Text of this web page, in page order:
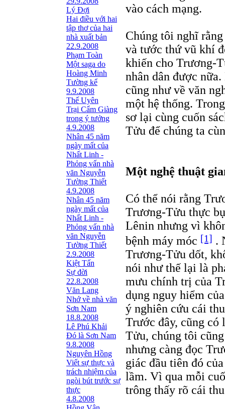
Lý Đợi
Hai điều với hai
tập thơ của hai
nhà xuất bản
22.9.2008
Phạm Toàn
Một saga do
Hoàng Minh
Tường kể
9.9.2008
Thế Uyên
Trại Cẩm Giàng
trong ý tưởng
4.9.2008
Nhân 45 năm
ngày mất của
Nhất Linh -
Phỏng vấn nhà
văn Nguyễn
Tường Thiết
4.9.2008
Nhân 45 năm
ngày mất của
Nhất Linh -
Phỏng vấn nhà
văn Nguyễn
Tường Thiết
2.9.2008
Kiệt Tấn
Sự đời
22.8.2008
Văn Lang
Nhớ về nhà văn
Sơn Nam
18.8.2008
Lê Phú Khải
Đó là Sơn Nam
9.8.2008
Nguyên Hồng
Viết sự thực và
trách nhiệm của
ngòi bút trước sự
thực
4.8.2008
vào cách mạng.
Chúng tôi nghĩ
và tước thứ vũ khí
khiến cho Trương-
nhân dân được
cũng như về văn
một hệ thống.
sơ lại cùng cuốn
Tửu để chúng ta
Một nghệ thuật
Có thể nói rằng
Trương-Tửu thực
Lênin nhưng vì
bệnh máy móc [1] .
Trương-Tửu dốt,
nói như thế lại là
mưu chính trị của
dụng nguy hiểm
ý nghiên cứu cái
Trước đây, cũng có
Tửu, chúng tôi
nhưng càng đọc
giác đầu tiên đó
lầm. Vì qua mỗi
trông thấy rõ cái